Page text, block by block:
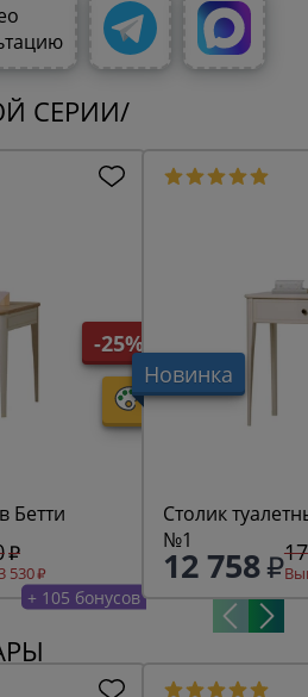
СЕРИИ/
-25%
Бетти
530
+ 105 бонусов
Новинка
Столик
№1
12 758